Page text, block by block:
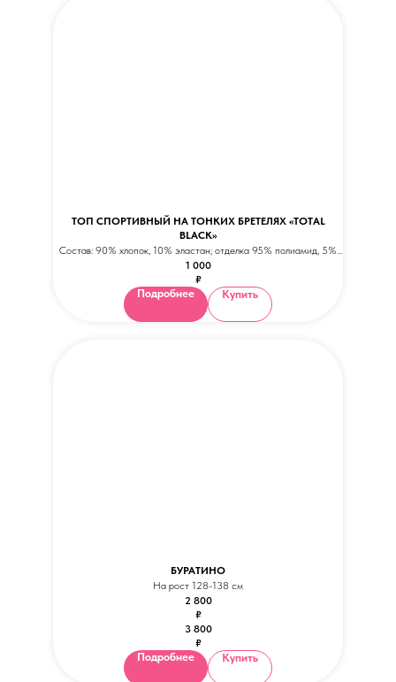
ТОП СПОРТИВНЫЙ НА ТОНКИХ БРЕТЕЛЯХ «TOTAL
BLACK»
Состав: 90% хлопок, 10% эластан; отделка 95% полиамид, 5%
эластан
1 000
₽
Подробнее Купить
БУРАТИНО
На рост 128-138 см
2 800
₽
3 800
₽
Подробнее Купить